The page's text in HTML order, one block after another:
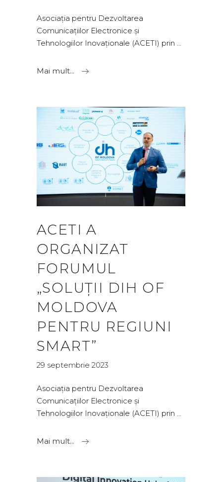
Asociația pentru Dezvoltarea
Comunicațiilor Electronice și
Tehnologiilor Inovaționale (ACETI) prin
Mai mult...
ACETI A
ORGANIZAT
FORUMUL
„SOLUȚII DIH OF
MOLDOVA
PENTRU REGIUNI
SMART”
29 septembrie 2023
Asociația pentru Dezvoltarea
Comunicațiilor Electronice și
Tehnologiilor Inovaționale (ACETI) prin
Mai mult...